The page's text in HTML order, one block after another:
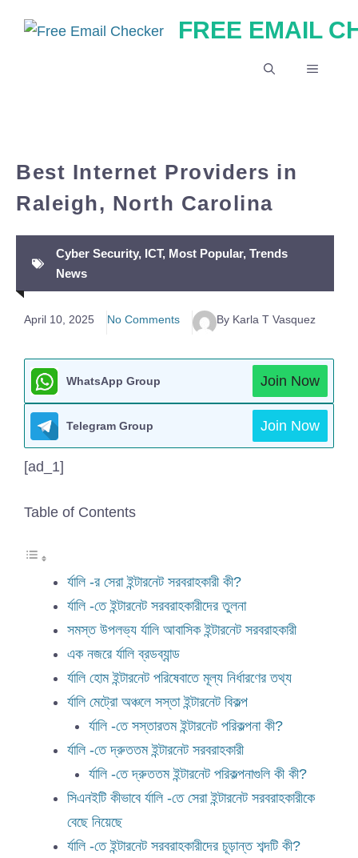
FREE EMAIL
MENU
Best Internet Providers in
Raleigh, North Carolina
Cyber Security, ICT, Most Popular, Trends
News
April 10, 2025 No Comments By Karla T Vasquez
WhatsApp Group Join Now
Telegram Group Join Now
[ad_1]
Table of Contents
র্যালি -র সেরা ইন্টারনেট সরবরাহকারী কী?
র্যালি -তে ইন্টারনেট সরবরাহকারীদের তুলনা
সমস্ত উপলভ্য র্যালি আবাসিক ইন্টারনেট সরবরাহকারী
এক নজরে র্যালি ব্রডব্যান্ড
র্যালি হোম ইন্টারনেট পরিষেবাতে মূল্য নির্ধারণের তথ্য
র্যালি মেট্রো অঞ্চলে সস্তা ইন্টারনেট বিকল্প
র্যালি -তে সস্তারতম ইন্টারনেট পরিকল্পনা কী?
র্যালি -তে দ্রুততম ইন্টারনেট সরবরাহকারী
র্যালি -তে দ্রুততম ইন্টারনেট পরিকল্পনাগুলি কী কী?
সিএনইটি কীভাবে র্যালি -তে সেরা ইন্টারনেট সরবরাহকারীকে
বেছে নিয়েছে
র্যালি -তে ইন্টারনেট সরবরাহকারীদের চূড়ান্ত শব্দটি কী?